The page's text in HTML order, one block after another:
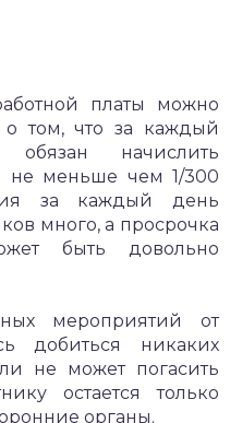
платы можно
о том, что за каждый
начислить
меньше чем 1/300
за каждый день
много, а просрочка
быть довольно
мероприятий от
добиться никаких
не может погасить
остается только
органы.